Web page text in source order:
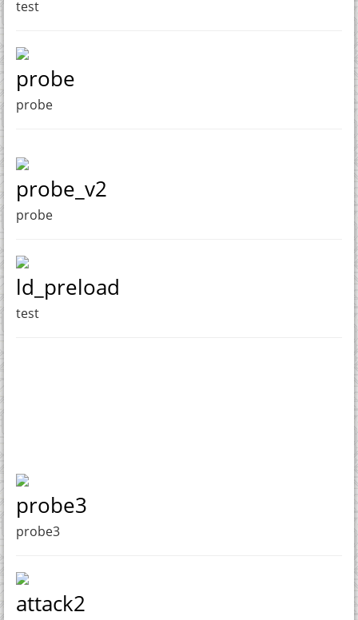
test
probe
probe
probe_v2
probe
ld_preload
test
probe3
probe3
attack2